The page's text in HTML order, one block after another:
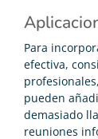
Para
efectiva,
pueden
demasiado
reuniones